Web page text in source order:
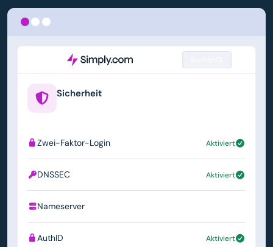
Sicherheit
Zwei-Faktor-Login Aktiviert
DNSSEC Aktiviert
Nameserver
AuthID Aktiviert